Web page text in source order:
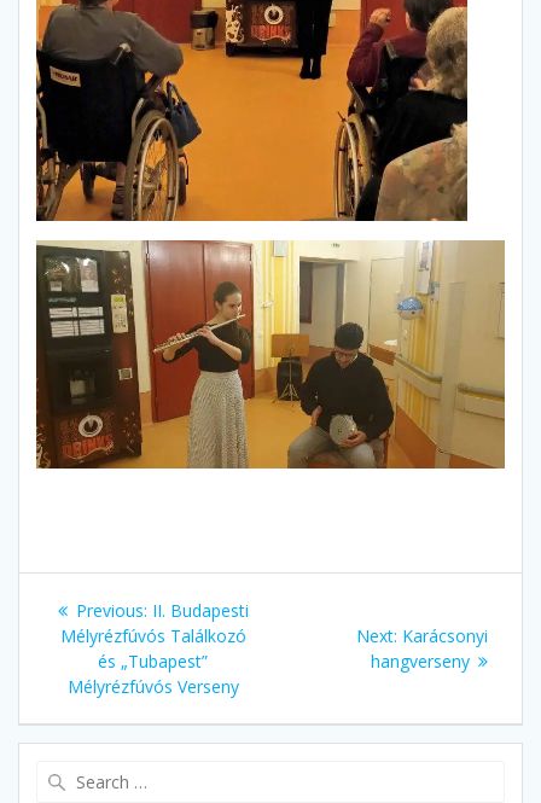
Bejegyzés
navigáció
Previous: Previous
post:
II. Budapesti
Mélyrézfúvós Találkozó
és „Tubapest”
Mélyrézfúvós Verseny
Next: Next
post:
Karácsonyi
hangverseny